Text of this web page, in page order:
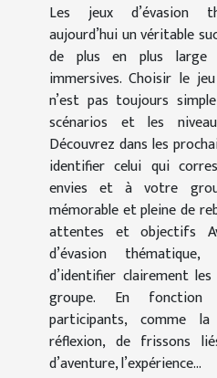
Les jeux d’évasion
aujourd’hui un véritable
de plus en plus large
immersives. Choisir le
n’est pas toujours
scénarios et les
Découvrez dans les
identifier celui qui
envies et à votre
mémorable et pleine de
attentes et objectifs
d’évasion
d’identifier clairement
groupe. En fonction
participants, comme
réflexion, de frissons
d’aventure, l’expérience...